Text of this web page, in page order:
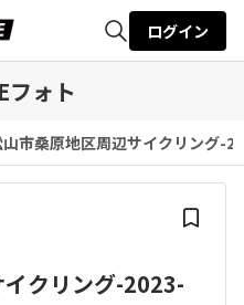
検索
ログイン
フォト
市桑原地区周辺サイクリング-
クリング-2023-